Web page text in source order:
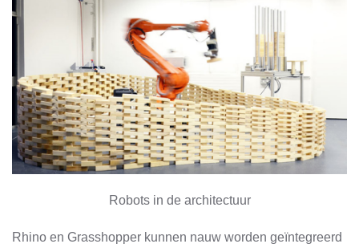
Robots in de architectuur
Rhino en Grasshopper kunnen nauw worden geïntegreerd